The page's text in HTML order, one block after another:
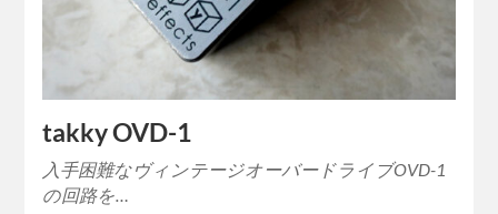
takky OVD-1
入手困難なヴィンテージオーバードライブOVD-1
の回路を…